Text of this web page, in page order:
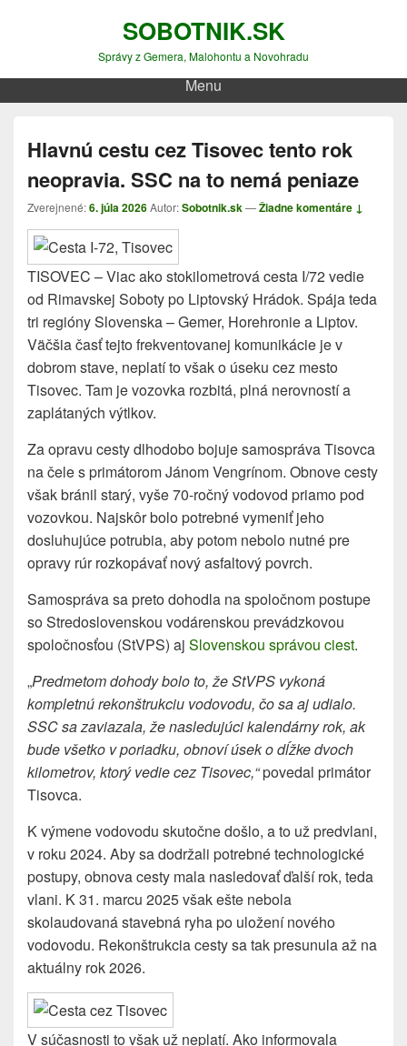
SOBOTNIK.SK
Správy z Gemera, Malohontu a Novohradu
Menu
Hlavnú cestu cez Tisovec tento rok
neopravia. SSC na to nemá peniaze
Zverejnené:6. júla 2026Autor:Sobotnik.sk—Žiadne komentáre ↓
TISOVEC – Viac ako stokilometrová cesta I/72 vedie
od Rimavskej Soboty po Liptovský Hrádok. Spája teda
tri regióny Slovenska – Gemer, Horehronie a Liptov.
Väčšia časť tejto frekventovanej komunikácie je v
dobrom stave, neplatí to však o úseku cez mesto
Tisovec. Tam je vozovka rozbitá, plná nerovností a
zaplátaných výtlkov.
Za opravu cesty dlhodobo bojuje samospráva Tisovca
na čele s primátorom Jánom Vengrínom. Obnove cesty
však bránil starý, vyše 70-ročný vodovod priamo pod
vozovkou. Najskôr bolo potrebné vymeniť jeho
dosluhujúce potrubia, aby potom nebolo nutné pre
opravy rúr rozkopávať nový asfaltový povrch.
Samospráva sa preto dohodla na spoločnom postupe
so Stredoslovenskou vodárenskou prevádzkovou
spoločnosťou (StVPS) aj Slovenskou správou ciest.
„Predmetom dohody bolo to, že StVPS vykoná
kompletnú rekonštrukciu vodovodu, čo sa aj udialo.
SSC sa zaviazala, že nasledujúci kalendárny rok, ak
bude všetko v poriadku, obnoví úsek o dĺžke dvoch
kilometrov, ktorý vedie cez Tisovec,“povedal primátor
Tisovca.
K výmene vodovodu skutočne došlo, a to už predvlani,
v roku 2024. Aby sa dodržali potrebné technologické
postupy, obnova cesty mala nasledovať ďalší rok, teda
vlani. K 31. marcu 2025 však ešte nebola
skolaudovaná stavebná ryha po uložení nového
vodovodu. Rekonštrukcia cesty sa tak presunula až na
aktuálny rok 2026.
V súčasnosti to však už neplatí. Ako informovala